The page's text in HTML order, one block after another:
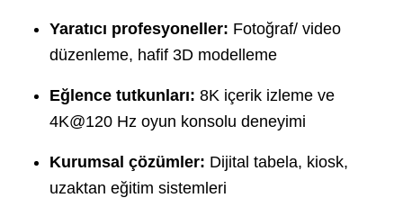
Yaratıcı profesyoneller: Fotoğraf/ video
düzenleme, hafif 3D modelleme
Eğlence tutkunları: 8K içerik izleme ve
4K@120 Hz oyun konsolu deneyimi
Kurumsal çözümler: Dijital tabela, kiosk,
uzaktan eğitim sistemleri